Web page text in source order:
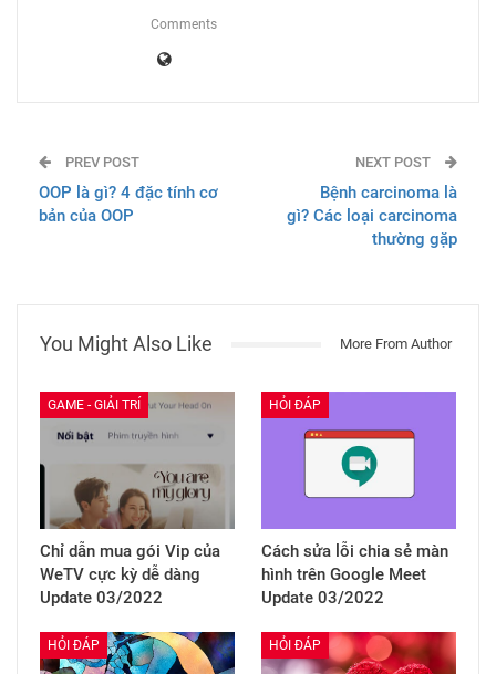
Comments
PREV POST
OOP là gì? 4 đặc tính cơ
bản của OOP
NEXT POST
Bệnh carcinoma là
gì? Các loại carcinoma
thường gặp
You Might Also Like More From Author
GAME - GIẢI TRÍ
Chỉ dẫn mua gói Vip của
WeTV cực kỳ dễ dàng
Update 03/2022
HỎI ĐÁP
Cách sửa lỗi chia sẻ màn
hình trên Google Meet
Update 03/2022
HỎI ĐÁP HỎI ĐÁP